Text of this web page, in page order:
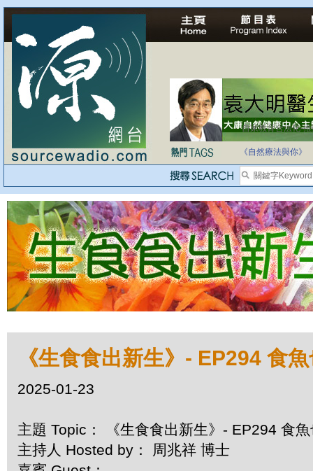
自家教育合法化-
《自然療法與你》
《生食食出新生》- EP294 食
2025-01-23
主題 Topic： 《生食食出新生》- EP294 食
主持人 Hosted by： 周兆祥 博士